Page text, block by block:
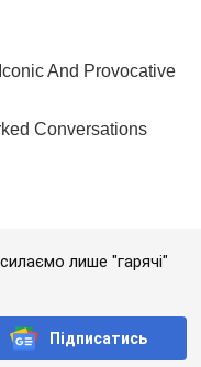
лише "гарячі"
Підписатись